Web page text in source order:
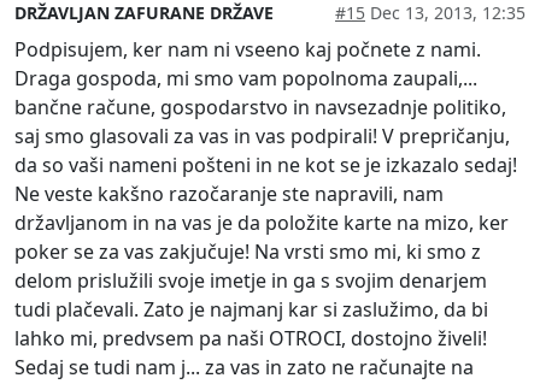
DRŽAVLJAN ZAFURANE DRŽAVE #15 Dec 13, 2013, 12:35
Podpisujem, ker nam ni vseeno kaj počnete z nami.
Draga gospoda, mi smo vam popolnoma zaupali,...
bančne račune, gospodarstvo in navsezadnje politiko,
saj smo glasovali za vas in vas podpirali! V prepričanju,
da so vaši nameni pošteni in ne kot se je izkazalo sedaj!
Ne veste kakšno razočaranje ste napravili, nam
državljanom in na vas je da položite karte na mizo, ker
poker se za vas zakjučuje! Na vrsti smo mi, ki smo z
delom prislužili svoje imetje in ga s svojim denarjem
tudi plačevali. Zato je najmanj kar si zaslužimo, da bi
lahko mi, predvsem pa naši OTROCI, dostojno živeli!
Sedaj se tudi nam j... za vas in zato ne računajte na